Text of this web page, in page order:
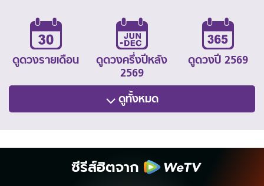
ดูดวงรายเดือน
ดูดวงครึ่งปีหลัง
2569
ดูดวงปี 2569
ดูทั้งหมด
ซีรีส์ฮิตจาก